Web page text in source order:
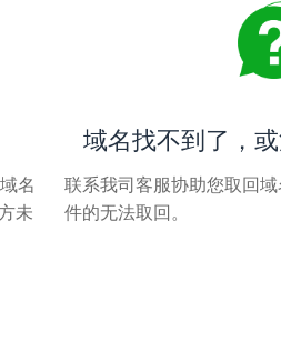
名
未
域名找不到了，
联系我司客服协助您取回
件的无法取回。